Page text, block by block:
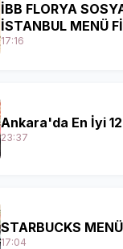
İBB FLORYA
İSTANBUL MENÜ
17:16
Ankara'da En İyi
23:37
STARBUCKS
17:04